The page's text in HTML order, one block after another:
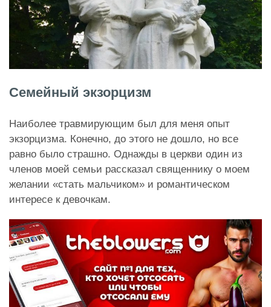
Семейный экзорцизм
Наиболее травмирующим был для меня опыт
экзорцизма. Конечно, до этого не дошло, но все
равно было страшно. Однажды в церкви один из
членов моей семьи рассказал священнику о моем
желании «стать мальчиком» и романтическом
интересе к девочкам.